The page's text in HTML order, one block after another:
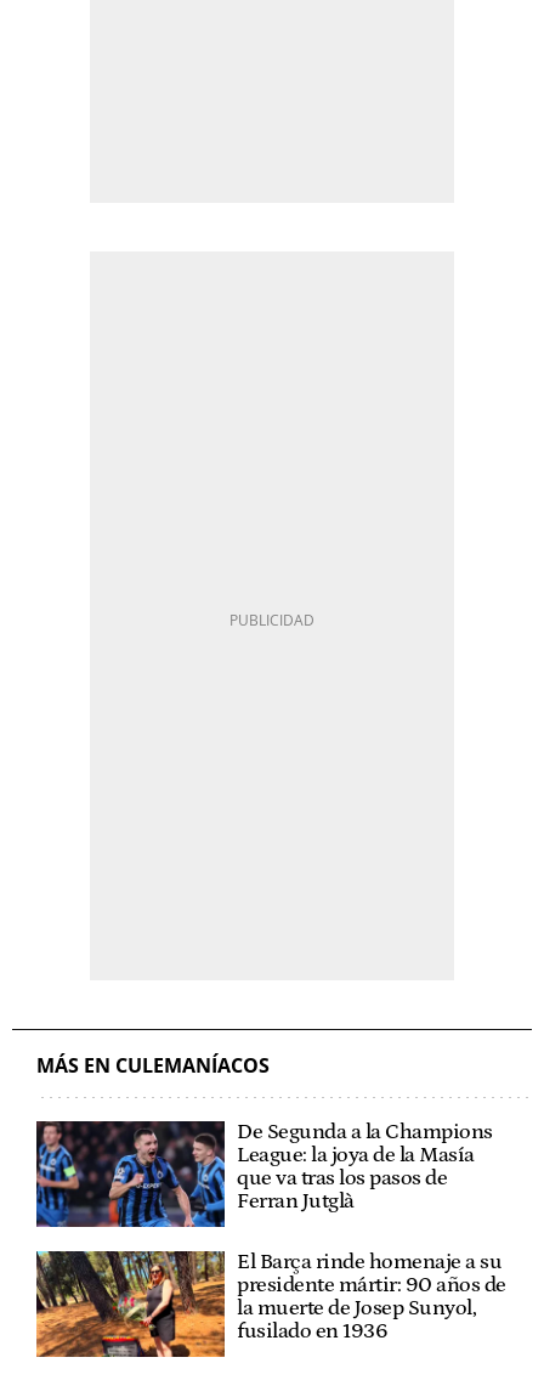
MÁS EN CULEMANÍACOS
De Segunda a la Champions
League: la joya de la Masía
que va tras los pasos de
Ferran Jutglà
El Barça rinde homenaje a su
presidente mártir: 90 años de
la muerte de Josep Sunyol,
fusilado en 1936